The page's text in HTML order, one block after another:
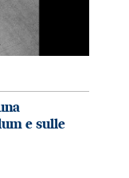
e sulle